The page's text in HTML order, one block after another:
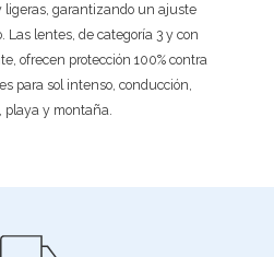
ligeras, garantizando un ajuste
Las lentes, de categoría 3 y con
ofrecen protección 100% contra
para sol intenso, conducción,
playa y montaña.